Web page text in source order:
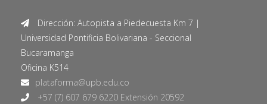
Dirección: Autopista a Piedecuesta Km 7 |
Universidad Pontificia Bolivariana - Seccional
Bucaramanga
Oficina K514
+57 (7) 607 679 6220 Extensión 20592